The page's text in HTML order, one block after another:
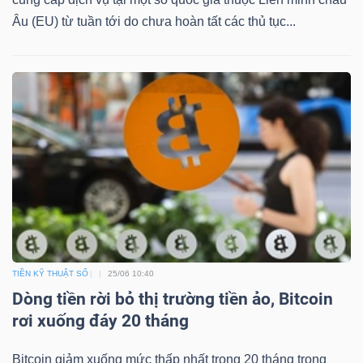
Âu (EU) từ tuần tới do chưa hoàn tất các thủ tục...
TIỀN KỸ THUẬT SỐ 25/06 10:40
Dòng tiền rời bỏ thị trường tiền ảo, Bitcoin
rơi xuống đáy 20 tháng
Bitcoin giảm xuống mức thấp nhất trong 20 tháng trong
Dữ
tài
chính